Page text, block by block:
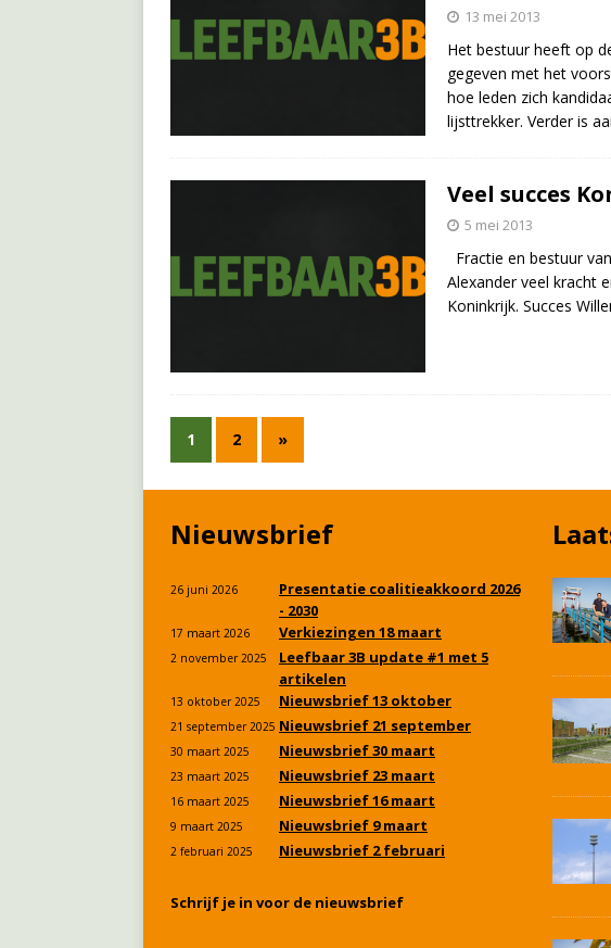
13 mei 2013
Het bestuur heeft op
gegeven met het
hoe leden zich
lijsttrekker. Verder is
Veel succes
5 mei 2013
Fractie en bestuur
Alexander veel kracht
Koninkrijk. Succes
1 2 »
Nieuwsbrief
26 juni 2026
Presentatie coalitieakkoord 2026
- 2030
17 maart 2026 Verkiezingen 18 maart
2 november 2025
Leefbaar 3B update #1 met 5
artikelen
13 oktober 2025 Nieuwsbrief 13 oktober
21 september 2025 Nieuwsbrief 21 september
30 maart 2025 Nieuwsbrief 30 maart
23 maart 2025 Nieuwsbrief 23 maart
16 maart 2025 Nieuwsbrief 16 maart
9 maart 2025 Nieuwsbrief 9 maart
2 februari 2025 Nieuwsbrief 2 februari
Schrijf je in voor de nieuwsbrief